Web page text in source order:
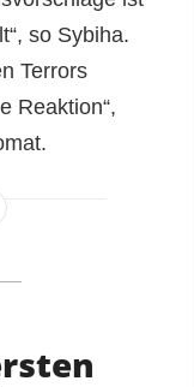
so Sybiha.
Terrors
Reaktion“,